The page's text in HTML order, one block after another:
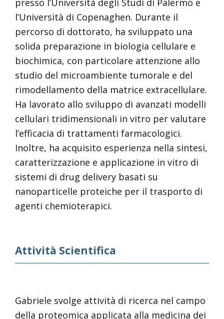
presso l’Università degli Studi di Palermo e
l’Università di Copenaghen. Durante il
percorso di dottorato, ha sviluppato una
solida preparazione in biologia cellulare e
biochimica, con particolare attenzione allo
studio del microambiente tumorale e del
rimodellamento della matrice extracellulare.
Ha lavorato allo sviluppo di avanzati modelli
cellulari tridimensionali in vitro per valutare
l’efficacia di trattamenti farmacologici.
Inoltre, ha acquisito esperienza nella sintesi,
caratterizzazione e applicazione in vitro di
sistemi di drug delivery basati su
nanoparticelle proteiche per il trasporto di
agenti chemioterapici.
Attività Scientifica
Gabriele svolge attività di ricerca nel campo
della proteomica applicata alla medicina dei